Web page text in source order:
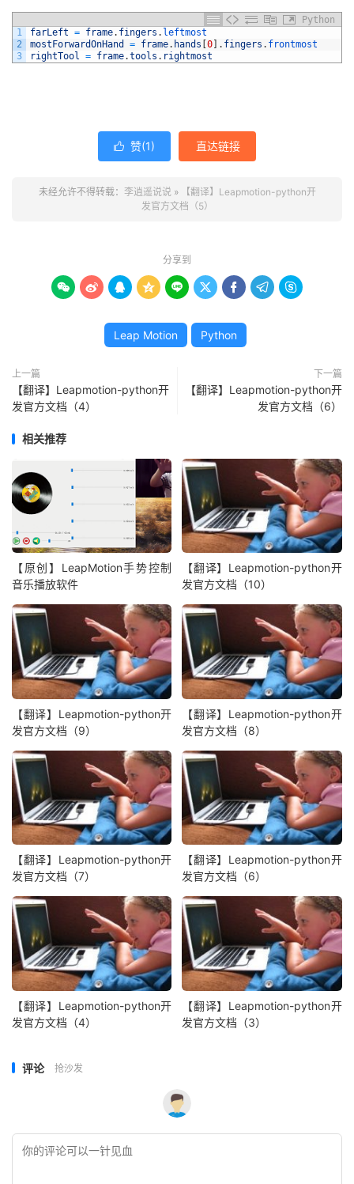
Python
1
2
3
farLeft = frame. fingers . leftmost
mostForwardOnHand
= frame. hands 0 . fingers . frontmost
rightTool = frame.tools . rightmost
 赞(1) 直达链接
未经允许不得转载： 李逍遥说说»
【翻译】Leapmotion-python开
发官方文档（5）
分享到
        
Leap Motion Python
上一篇
【翻译】Leapmotion-python开
发官方文档（4）
下一篇
【翻译】Leapmotion-python开
发官方文档（6）
相关推荐
【原创】LeapMotion手势控制
音乐播放软件
【翻译】Leapmotion-python开
发官方文档（10）
【翻译】Leapmotion-python开
发官方文档（9）
【翻译】Leapmotion-python开
发官方文档（8）
【翻译】Leapmotion-python开
发官方文档（7）
【翻译】Leapmotion-python开
发官方文档（6）
【翻译】Leapmotion-python开
发官方文档（4）
【翻译】Leapmotion-python开
发官方文档（3）
评论 抢沙发